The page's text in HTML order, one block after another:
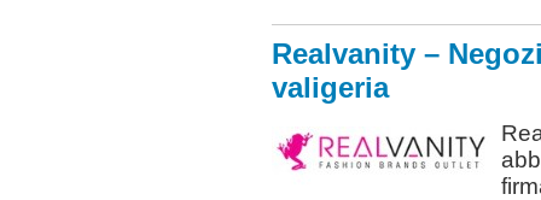
Realvanity –
valigeria